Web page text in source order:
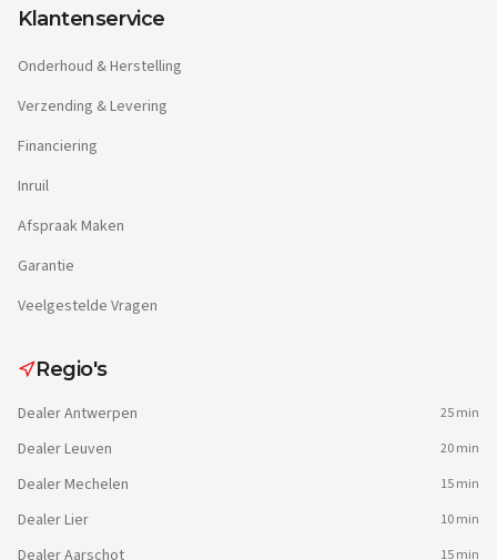
Klantenservice
Onderhoud & Herstelling
Verzending & Levering
Financiering
Inruil
Afspraak Maken
Garantie
Veelgestelde Vragen
Regio's
DealerAntwerpen 25 min
DealerLeuven 20 min
DealerMechelen 15 min
DealerLier 10 min
DealerAarschot 15 min